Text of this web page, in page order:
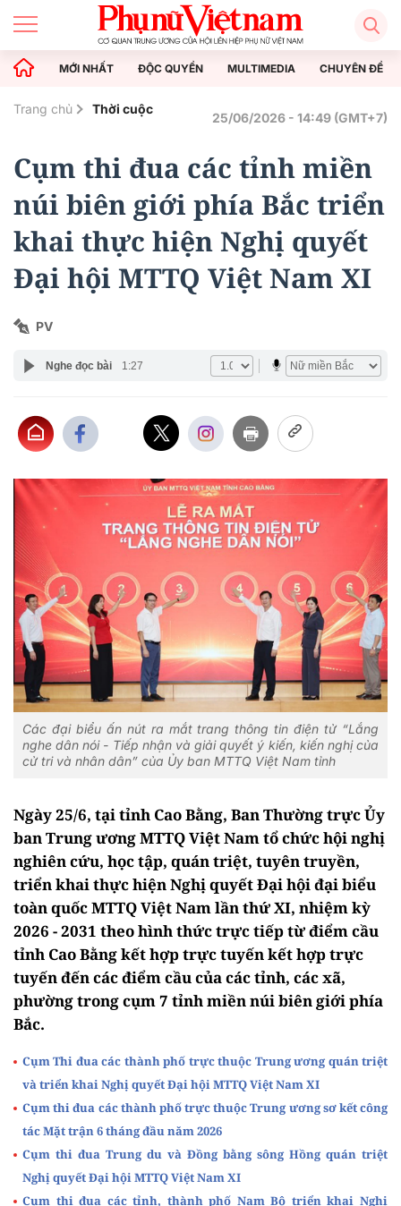
MỚI NHẤT ĐỘC QUYỀN MULTIMEDIA CHUYÊN ĐỀ
Trang chủ Thời cuộc
25/06/2026 - 14:49 (GMT+7)
Cụm thi đua các tỉnh miền
núi biên giới phía Bắc triển
khai thực hiện Nghị quyết
Đại hội MTTQ Việt Nam XI
PV
Nghe đọc bài 1:27
Các đại biểu ấn nút ra mắt trang thông tin điện tử “Lắng
nghe dân nói - Tiếp nhận và giải quyết ý kiến, kiến nghị của
cử tri và nhân dân” của Ủy ban MTTQ Việt Nam tỉnh
Ngày 25/6, tại tỉnh Cao Bằng, Ban Thường trực Ủy
ban Trung ương MTTQ Việt Nam tổ chức hội nghị
nghiên cứu, học tập, quán triệt, tuyên truyền,
triển khai thực hiện Nghị quyết Đại hội đại biểu
toàn quốc MTTQ Việt Nam lần thứ XI, nhiệm kỳ
2026 - 2031 theo hình thức trực tiếp từ điểm cầu
tỉnh Cao Bằng kết hợp trực tuyến kết hợp trực
tuyến đến các điểm cầu của các tỉnh, các xã,
phường trong cụm 7 tỉnh miền núi biên giới phía
Bắc.
Cụm Thi đua các thành phố trực thuộc Trung ương quán triệt
và triển khai Nghị quyết Đại hội MTTQ Việt Nam XI
Cụm thi đua các thành phố trực thuộc Trung ương sơ kết công
tác Mặt trận 6 tháng đầu năm 2026
Cụm thi đua Trung du và Đồng bằng sông Hồng quán triệt
Nghị quyết Đại hội MTTQ Việt Nam XI
Cụm thi đua các tỉnh, thành phố Nam Bộ triển khai Nghị